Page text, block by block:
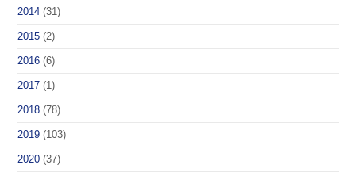
2014 (31)
2015 (2)
2016 (6)
2017 (1)
2018 (78)
2019 (103)
2020 (37)